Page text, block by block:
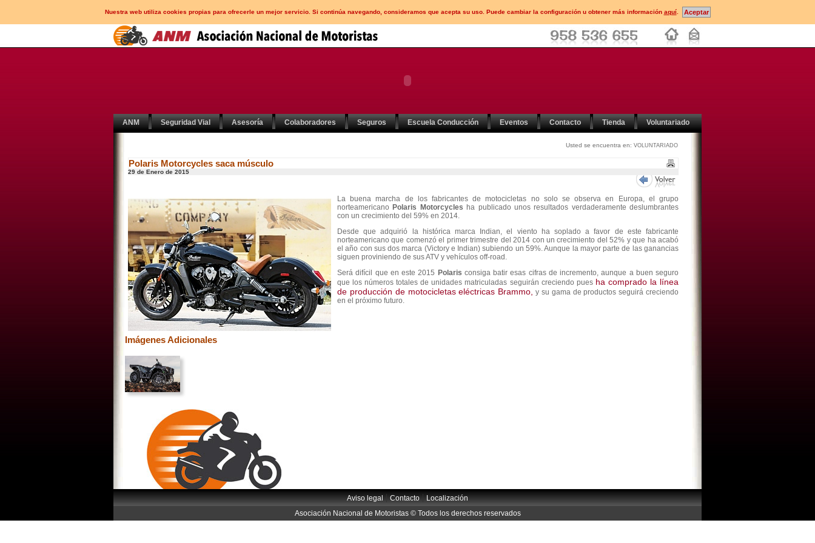
Nuestra web utiliza cookies propias para ofrecerle un mejor servicio. Si continúa navegando, consideramos que acepta su uso. Puede cambiar la configuración u obtener más información aquí.
ANM Seguridad Vial Asesoría Colaboradores Seguros Escuela Conducción Eventos Contacto Tienda Voluntariado
Usted se encuentra en: VOLUNTARIADO
Polaris Motorcycles saca músculo
29 de Enero de 2015
La buena marcha de los fabricantes de motocicletas no solo se observa en Europa, el grupo
norteamericano Polaris Motorcycles ha publicado unos resultados verdaderamente deslumbrantes
con un crecimiento del 59% en 2014.
Desde que adquirió la histórica marca Indian, el viento ha soplado a favor de este fabricante
norteamericano que comenzó el primer trimestre del 2014 con un crecimiento del 52% y que ha acabó
el año con sus dos marca (Victory e Indian) subiendo un 59%. Aunque la mayor parte de las ganancias
siguen proviniendo de sus ATV y vehículos off-road.
Será difícil que en este 2015 Polaris consiga batir esas cifras de incremento, aunque a buen seguro
que los números totales de unidades matriculadas seguirán creciendo pues ha comprado la línea
de producción de motocicletas eléctricas Brammo, y su gama de productos seguirá creciendo
en el próximo futuro.
Imágenes Adicionales
Aviso legal|Contacto|Localización
Asociación Nacional de Motoristas © Todos los derechos reservados